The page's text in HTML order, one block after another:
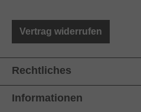
Vertrag widerrufen
Rechtliches
Informationen